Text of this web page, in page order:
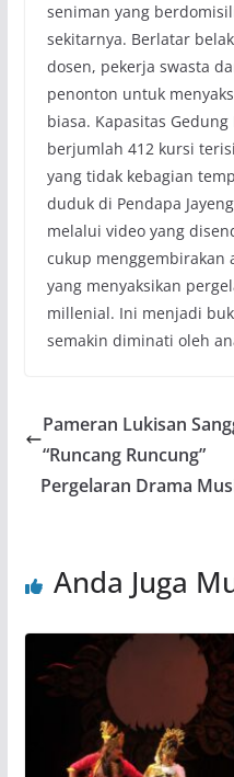
seniman yang
sekitarnya. Berlatar
dosen, pekerja swasta
penonton untuk
biasa. Kapasitas
berjumlah 412 kursi
yang tidak kebagian
duduk di Pendapa
melalui video yang
cukup menggembirakan
yang menyaksikan
millenial. Ini menjadi
semakin diminati oleh
Pameran Lukisan
“Runcang Runcung”
Pergelaran Drama
Anda Juga